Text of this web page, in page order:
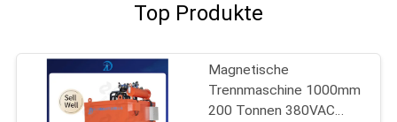
Top Produkte
Magnetische
Trennmaschine 1000mm
200 Tonnen 380VAC